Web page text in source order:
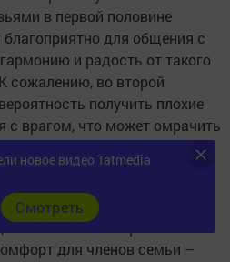
в первой половине
для общения с
и радость от такого
сожалению, во второй
получить плохие
с врагом, что может омрачить
вас до нервного
на неделю советует Овнам в
не забывать про семью.
для членов семьи –
новое видео Tatmedia
Cмотреть